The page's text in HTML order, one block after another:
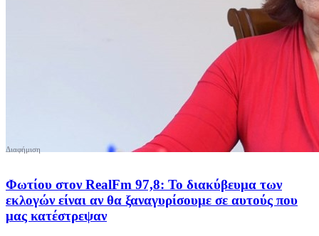
Φωτίου στον RealFm 97,8: Το διακύβευμα των
εκλογών είναι αν θα ξαναγυρίσουμε σε αυτούς που
μας κατέστρεψαν